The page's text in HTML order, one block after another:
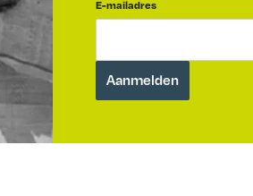
E-mailadres